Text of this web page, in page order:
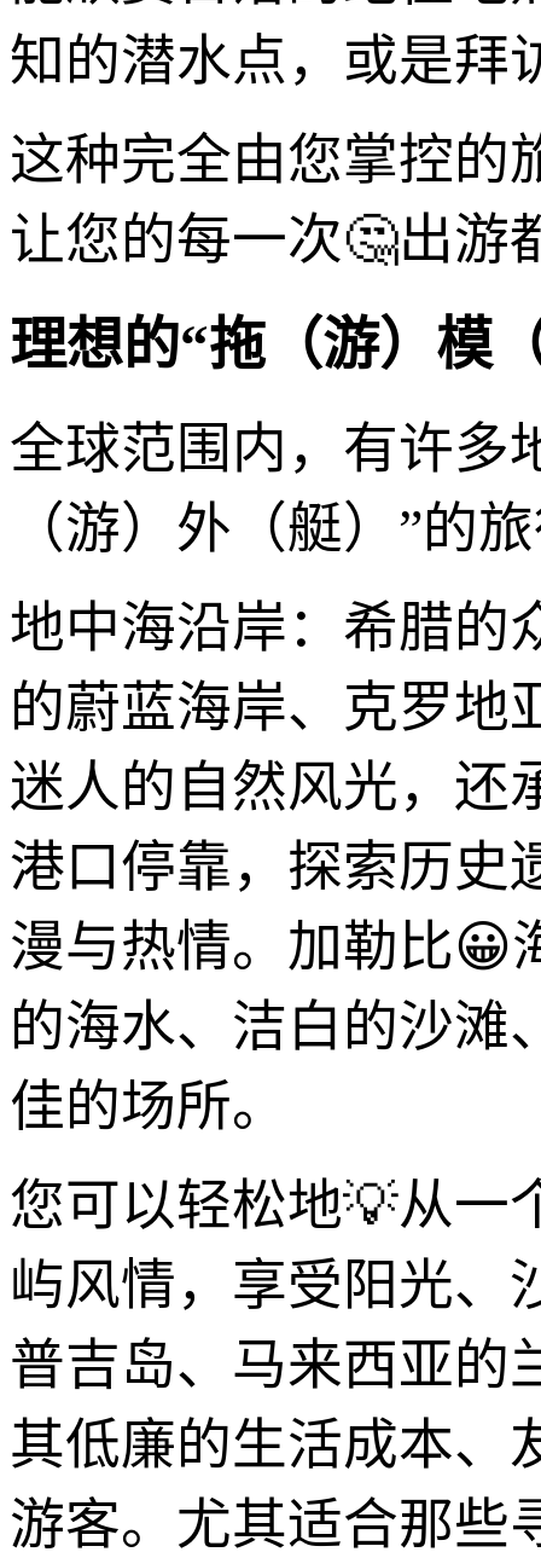
知的潜水点，或是拜
这种完全由您掌控的
让您的每一次🤔出游
理想的“拖（游）模
全球范围内，有许多
（游）外（艇）”的
地中海沿岸：希腊的
的蔚蓝海岸、克罗地
迷人的自然风光，还
港口停靠，探索历史
漫与热情。加勒比😀
的海水、洁白的沙滩
佳的场所。
您可以轻松地💡从一
屿风情，享受阳光、
普吉岛、马来西亚的
其低廉的生活成本、
游客。尤其适合那些